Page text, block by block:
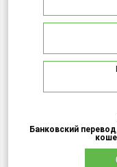
Банковский